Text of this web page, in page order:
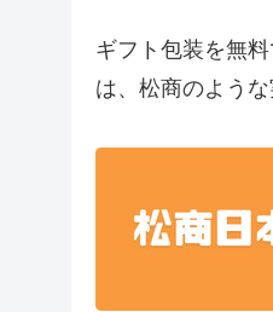
ギフト包装を無
は、松商のよう